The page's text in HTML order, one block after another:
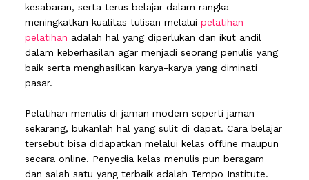
kesabaran, serta terus belajar dalam rangka
meningkatkan kualitas tulisan melalui pelatihan-
pelatihan adalah hal yang diperlukan dan ikut andil
dalam keberhasilan agar menjadi seorang penulis yang
baik serta menghasilkan karya-karya yang diminati
pasar.
Pelatihan menulis di jaman modern seperti jaman
sekarang, bukanlah hal yang sulit di dapat. Cara belajar
tersebut bisa didapatkan melalui kelas offline maupun
secara online. Penyedia kelas menulis pun beragam
dan salah satu yang terbaik adalah Tempo Institute.